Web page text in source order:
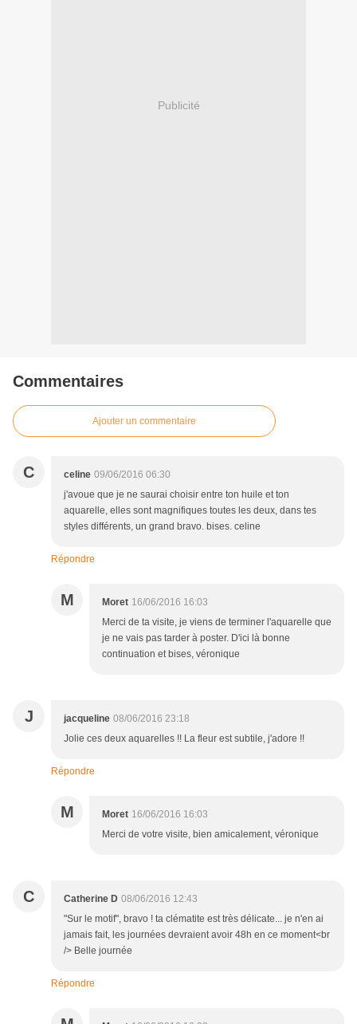
Publicité
Commentaires
Ajouter un commentaire
C celine 09/06/2016 06:30
j'avoue que je ne saurai choisir entre ton huile et ton
aquarelle, elles sont magnifiques toutes les deux, dans tes
styles différents, un grand bravo. bises. celine
Répondre
M Moret 16/06/2016 16:03
Merci de ta visite, je viens de terminer l'aquarelle que
je ne vais pas tarder à poster. D'ici là bonne
continuation et bises, véronique
J jacqueline 08/06/2016 23:18
Jolie ces deux aquarelles !! La fleur est subtile, j'adore !!
Répondre
M Moret 16/06/2016 16:03
Merci de votre visite, bien amicalement, véronique
C Catherine D 08/06/2016 12:43
"Sur le motif", bravo ! ta clématite est très délicate... je n'en ai
jamais fait, les journées devraient avoir 48h en ce moment<br
/> Belle journée
Répondre